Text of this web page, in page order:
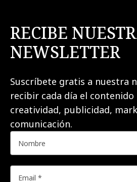
RECIBE
NEWSLETTER
Suscríbete gratis a nuestra
recibir cada día el
creatividad, publicidad,
comunicación.